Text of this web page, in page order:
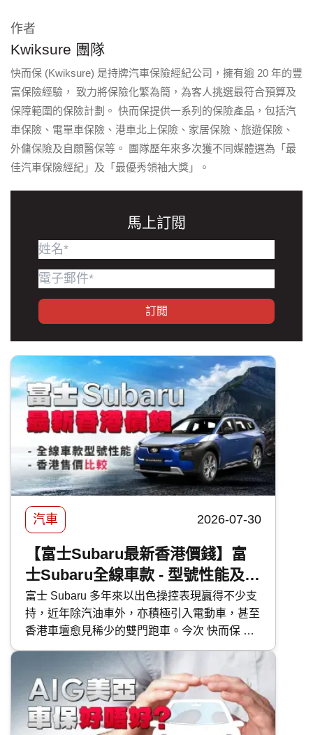
作者
Kwiksure 團隊
快而保 (Kwiksure) 是持牌汽車保險經紀公司，擁有逾 20 年的豐
富保險經驗， 致力將保險化繁為簡，為客人挑選最符合預算及
保障範圍的保險計劃。 快而保提供一系列的保險產品，包括汽
車保險、電單車保險、港車北上保險、家居保險、旅遊保險、
外傭保險及自願醫保等。 團隊歷年來多次獲不同媒體選為「最
佳汽車保險經紀」及「最優秀領袖大獎」。
馬上訂閲
訂閲
汽車 2026-07-30
【富士Subaru最新香港價錢】富
士Subaru全線車款 - 型號性能及香
港售價比較
富士 Subaru 多年來以出色操控表現贏得不少支
持，近年除汽油車外，亦積極引入電動車，甚至
香港車壇愈見稀少的雙門跑車。今次 快而保 便
為大家逐一剖析富士 Subaru 各車型的特點。